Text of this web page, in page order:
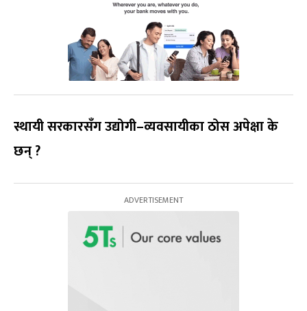
स्थायी सरकारसँग उद्योगी–व्यवसायीका ठोस अपेक्षा के
छन् ?